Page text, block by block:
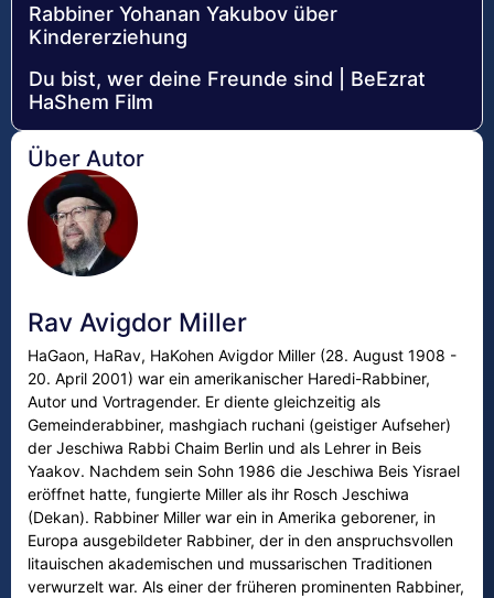
Rabbiner Yohanan Yakubov über
Kindererziehung
Du bist, wer deine Freunde sind | BeEzrat
HaShem Film
Über Autor
Rav Avigdor Miller
HaGaon, HaRav, HaKohen Avigdor Miller (28. August 1908 -
20. April 2001) war ein amerikanischer Haredi-Rabbiner,
Autor und Vortragender. Er diente gleichzeitig als
Gemeinderabbiner, mashgiach ruchani (geistiger Aufseher)
der Jeschiwa Rabbi Chaim Berlin und als Lehrer in Beis
Yaakov. Nachdem sein Sohn 1986 die Jeschiwa Beis Yisrael
eröffnet hatte, fungierte Miller als ihr Rosch Jeschiwa
(Dekan). Rabbiner Miller war ein in Amerika geborener, in
Europa ausgebildeter Rabbiner, der in den anspruchsvollen
litauischen akademischen und mussarischen Traditionen
verwurzelt war. Als einer der früheren prominenten Rabbiner,